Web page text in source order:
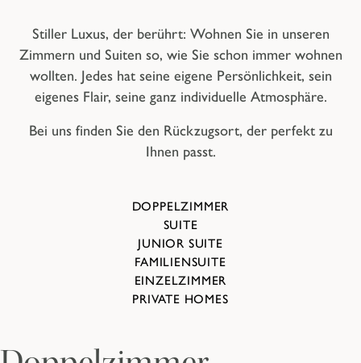
Stiller Luxus, der berührt: Wohnen Sie in unseren
Zimmern und Suiten so, wie Sie schon immer wohnen
wollten. Jedes hat seine eigene Persönlichkeit, sein
eigenes Flair, seine ganz individuelle Atmosphäre.
Bei uns finden Sie den Rückzugsort, der perfekt zu
Ihnen passt.
DOPPELZIMMER
SUITE
JUNIOR SUITE
FAMILIENSUITE
EINZELZIMMER
PRIVATE HOMES